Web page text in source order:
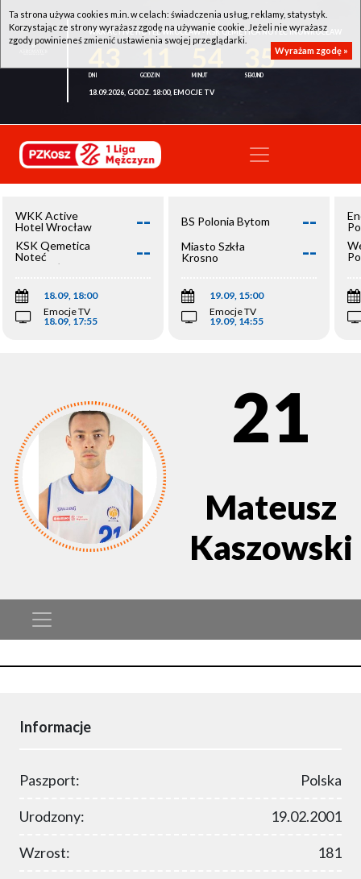
WKK ACTIVE HOTEL WROCŁAW - KSK QEMETICA NOTEĆ INOWROCŁAW
35
18.09.2026, GODZ. 18:00, EMOCJE TV
WKK Active
Hotel Wrocław
--
KSK Qemetica
Noteć
Inowrocław
--
18.09, 18:00
Emocje TV
18.09, 17:55
BS Polonia Bytom --
Miasto Szkła
Krosno
--
19.09, 15:00
Emocje TV
19.09, 14:55
21
Mateusz
Kaszowski
Informacje
Paszport: Polska
Urodzony: 19.02.2001
Wzrost: 181
Ta strona używa cookies m.in. w celach: świadczenia usług, reklamy, statystyk.
Korzystając ze strony wyrażasz zgodę na używanie cookie. Jeżeli nie wyrażasz
zgody powinieneś zmienić ustawienia swojej przeglądarki.
Wyrażam zgodę »